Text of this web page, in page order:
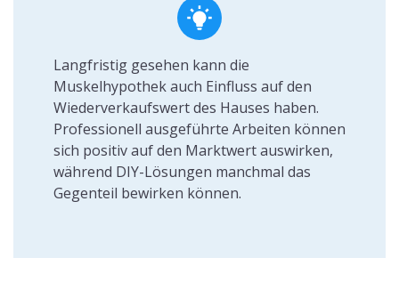
Langfristig gesehen kann die
Muskelhypothek auch Einfluss auf den
Wiederverkaufswert des Hauses haben.
Professionell ausgeführte Arbeiten können
sich positiv auf den Marktwert auswirken,
während DIY-Lösungen manchmal das
Gegenteil bewirken können.